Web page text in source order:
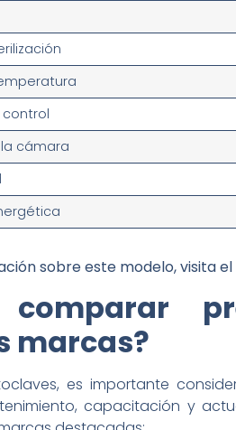
cámara
sobre este modelo, visita el
comparar
marcas?
es importante
capacitación y